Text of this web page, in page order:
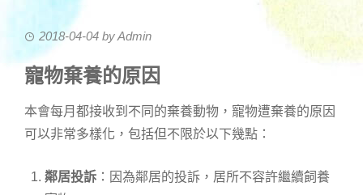
2018-04-04 byAdmin
寵物棄養的原因
本會每月都接收到不同的棄養動物，寵物遭棄養的原因
可以非常多樣化，包括但不限於以下幾點：
鄰居投訴 ：因為鄰居的投訴，居所不容許繼續飼養